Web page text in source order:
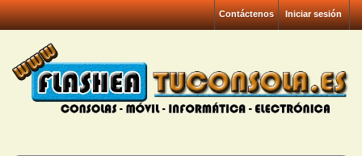
Iniciar sesión
Contáctenos